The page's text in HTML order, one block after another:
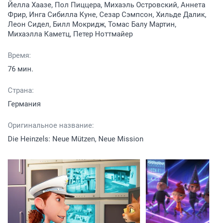
Йелла Хаазе, Пол Пиццера, Михаэль Островский, Аннета
Фрир, Инга Сибилла Куне, Сезар Сэмпсон, Хильде Далик,
Леон Сидел, Билл Мокридж, Томас Балу Мартин,
Михаэлла Каметц, Петер Ноттмайер
Время:
76 мин.
Страна:
Германия
Оригинальное название:
Die Heinzels: Neue Mützen, Neue Mission